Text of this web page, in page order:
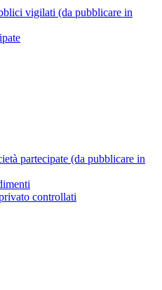
vigilati (da pubblicare in
partecipate (da pubblicare in
controllati